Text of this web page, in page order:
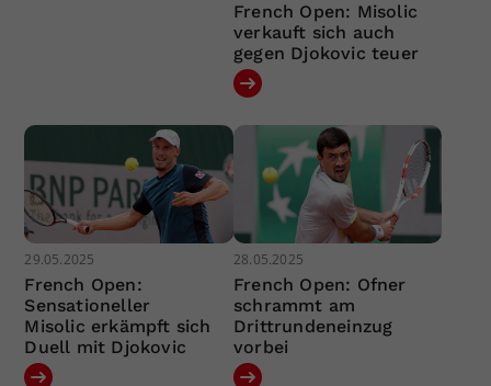
French Open: Misolic
verkauft sich auch
gegen Djokovic teuer
29.05.2025
French Open:
Sensationeller
Misolic erkämpft sich
Duell mit Djokovic
28.05.2025
French Open: Ofner
schrammt am
Drittrundeneinzug
vorbei